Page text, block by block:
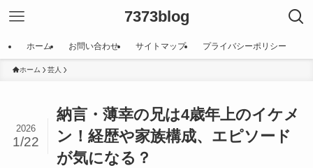
7373blog
ホーム お問い合わせ サイトマップ プライバシーポリシー
ホーム 芸人
納言・薄幸の兄は4歳年上のイケメ
ン！経歴や家族構成、エピソード
が気になる？
2026
1/22